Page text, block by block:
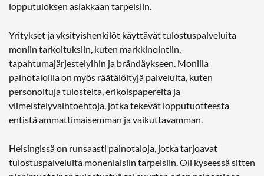
lopputuloksen asiakkaan tarpeisiin.
Yritykset ja yksityishenkilöt käyttävät tulostuspalveluita
moniin tarkoituksiin, kuten markkinointiin,
tapahtumajärjestelyihin ja brändäykseen. Monilla
painotaloilla on myös räätälöityjä palveluita, kuten
personoituja tulosteita, erikoispapereita ja
viimeistelyvaihtoehtoja, jotka tekevät lopputuotteesta
entistä ammattimaisemman ja vaikuttavamman.
Helsingissä on runsaasti painotaloja, jotka tarjoavat
tulostuspalveluita monenlaisiin tarpeisiin. Oli kyseessä sitten